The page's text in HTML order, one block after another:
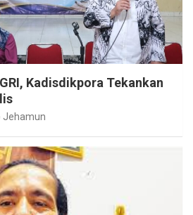
Kadisdikpora Tekankan
Jehamun